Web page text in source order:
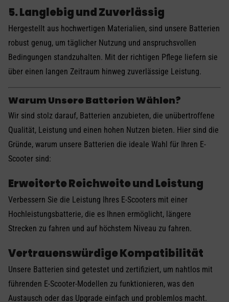
5. Langlebig und Zuverlässig
Hergestellt aus hochwertigen Materialien, sind unsere Batterien
robust genug, um täglicher Nutzung und anspruchsvollen
Bedingungen standzuhalten. Mit der richtigen Pflege liefern sie
über einen langen Zeitraum hinweg zuverlässige Leistung.
Warum Unsere Batterien Wählen?
Wir sind stolz darauf, Batterien anzubieten, die unübertroffene
Qualität, Leistung und einen hohen Nutzen bieten. Hier sind die
Gründe, warum unsere Batterien die ideale Wahl für Ihren E-
Scooter sind:
Erweiterte Reichweite und Leistung
Verbessern Sie die Leistung Ihres E-Scooters mit einer
Hochleistungsbatterie, die es Ihnen ermöglicht, längere
Strecken zu fahren und auf höchstem Niveau zu fahren.
Vertrauenswürdige Kompatibilität
Unsere Batterien sind getestet und zertifiziert, um nahtlos mit
führenden E-Scooter-Modellen zu funktionieren, was den
Austausch oder das Upgrade einfach und problemlos macht.